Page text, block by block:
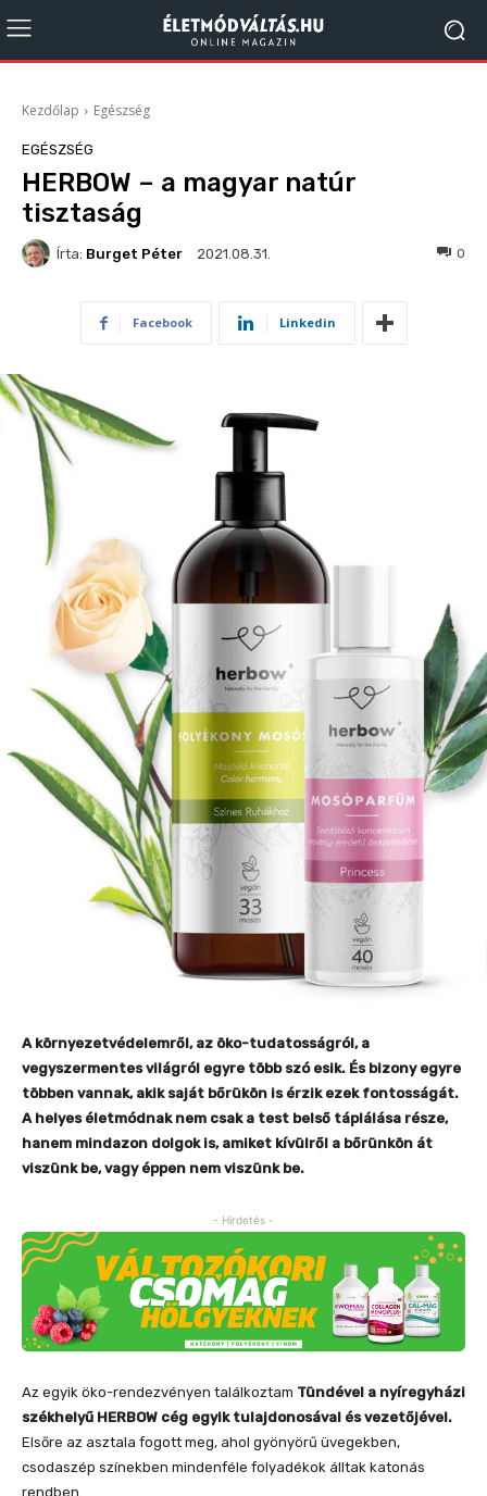
Kezdőlap Egészség
EGÉSZSÉG
HERBOW – a magyar natúr
tisztaság
Írta: Burget Péter 2021.08.31. 0
Facebook Linkedin
A környezetvédelemről, az öko-tudatosságról, a
vegyszermentes világról egyre több szó esik. És bizony egyre
többen vannak, akik saját bőrükön is érzik ezek fontosságát.
A helyes életmódnak nem csak a test belső táplálása része,
hanem mindazon dolgok is, amiket kívülről a bőrünkön át
viszünk be, vagy éppen nem viszünk be.
- Hirdetés -
Az egyik öko-rendezvényen találkoztam Tündével a nyíregyházi
székhelyű HERBOW cég egyik tulajdonosával és vezetőjével.
Elsőre az asztala fogott meg, ahol gyönyörű üvegekben,
csodaszép színekben mindenféle folyadékok álltak katonás
rendben.